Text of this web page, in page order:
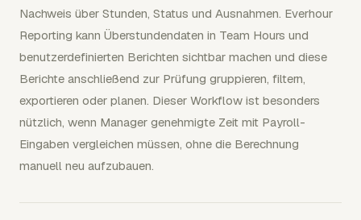
Nachweis über Stunden, Status und Ausnahmen. Everhour
Reporting kann Überstundendaten in Team Hours und
benutzerdefinierten Berichten sichtbar machen und diese
Berichte anschließend zur Prüfung gruppieren, filtern,
exportieren oder planen. Dieser Workflow ist besonders
nützlich, wenn Manager genehmigte Zeit mit Payroll-
Eingaben vergleichen müssen, ohne die Berechnung
manuell neu aufzubauen.